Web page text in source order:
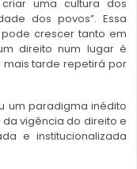
uma cultura dos
dos povos”. Essa
crescer tanto em
direito num lugar é
mais tarde repetirá por
um paradigma inédito
vigência do direito e
e institucionalizada